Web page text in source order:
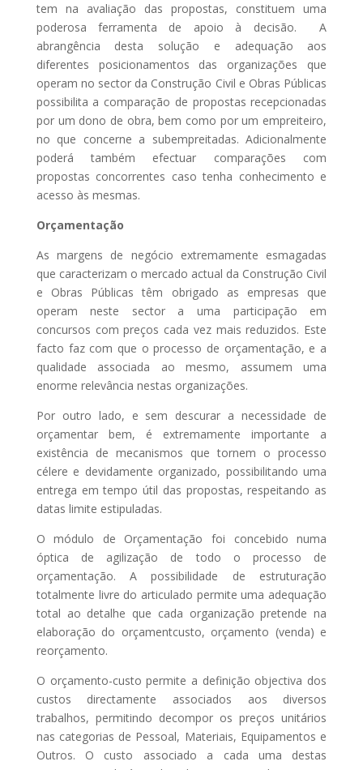
tem na avaliação das propostas, constituem uma
poderosa ferramenta de apoio à decisão. A
abrangência desta solução e adequação aos
diferentes posicionamentos das organizações que
operam no sector da Construção Civil e Obras Públicas
possibilita a comparação de propostas recepcionadas
por um dono de obra, bem como por um empreiteiro,
no que concerne a subempreitadas. Adicionalmente
poderá também efectuar comparações com
propostas concorrentes caso tenha conhecimento e
acesso às mesmas.
Orçamentação
As margens de negócio extremamente esmagadas
que caracterizam o mercado actual da Construção Civil
e Obras Públicas têm obrigado as empresas que
operam neste sector a uma participação em
concursos com preços cada vez mais reduzidos. Este
facto faz com que o processo de orçamentação, e a
qualidade associada ao mesmo, assumem uma
enorme relevância nestas organizações.
Por outro lado, e sem descurar a necessidade de
orçamentar bem, é extremamente importante a
existência de mecanismos que tornem o processo
célere e devidamente organizado, possibilitando uma
entrega em tempo útil das propostas, respeitando as
datas limite estipuladas.
O módulo de Orçamentação foi concebido numa
óptica de agilização de todo o processo de
orçamentação. A possibilidade de estruturação
totalmente livre do articulado permite uma adequação
total ao detalhe que cada organização pretende na
elaboração do orçamentcusto, orçamento (venda) e
reorçamento.
O orçamento-custo permite a definição objectiva dos
custos directamente associados aos diversos
trabalhos, permitindo decompor os preços unitários
nas categorias de Pessoal, Materiais, Equipamentos e
Outros. O custo associado a cada uma destas